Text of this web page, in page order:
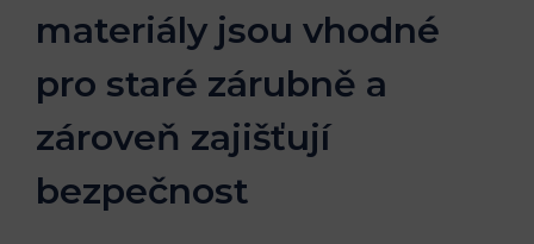
materiály jsou vhodné
pro staré zárubně a
zároveň zajišťují
bezpečnost